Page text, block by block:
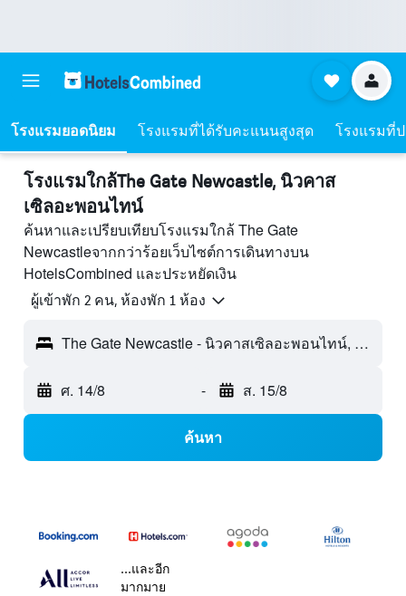
โรงแรมยอดนิยม โรงแรมที่ได้รับคะแนนสูงสุด โรงแรมที่
โรงแรมใกล้The Gate Newcastle, นิวคาส
เซิลอะพอนไทน์
ค้นหาและเปรียบเทียบโรงแรมใกล้ The Gate
Newcastleจากกว่าร้อยเว็บไซต์การเดินทางบน
HotelsCombined และประหยัดเงิน
ผู้เข้าพัก 2 คน, ห้องพัก 1 ห้อง
The Gate Newcastle - นิวคาสเซิลอะพอนไทน์, อังกฤษ, สหราชอาณาจักร
ศ. 14/8 - ส. 15/8
ค้นหา
...และอีก
มากมาย